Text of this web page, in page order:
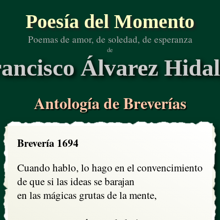
Poesía del Momento
Poemas de amor, de soledad, de esperanza
de
Álvarez
Antología de Breverías
Brevería 1694
Cuando hablo, lo hago en el convencimiento
de que si las ideas se barajan
en las mágicas grutas de la mente,